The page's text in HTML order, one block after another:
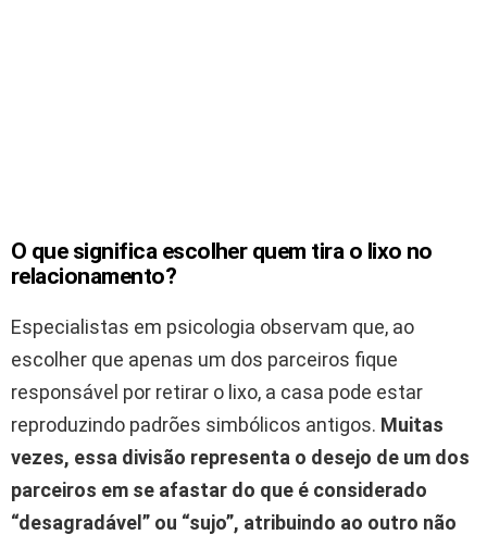
O que significa escolher quem tira o lixo no
relacionamento?
Especialistas em psicologia observam que, ao
escolher que apenas um dos parceiros fique
responsável por retirar o lixo, a casa pode estar
reproduzindo padrões simbólicos antigos. Muitas
vezes, essa divisão representa o desejo de um dos
parceiros em se afastar do que é considerado
“desagradável” ou “sujo”, atribuindo ao outro não